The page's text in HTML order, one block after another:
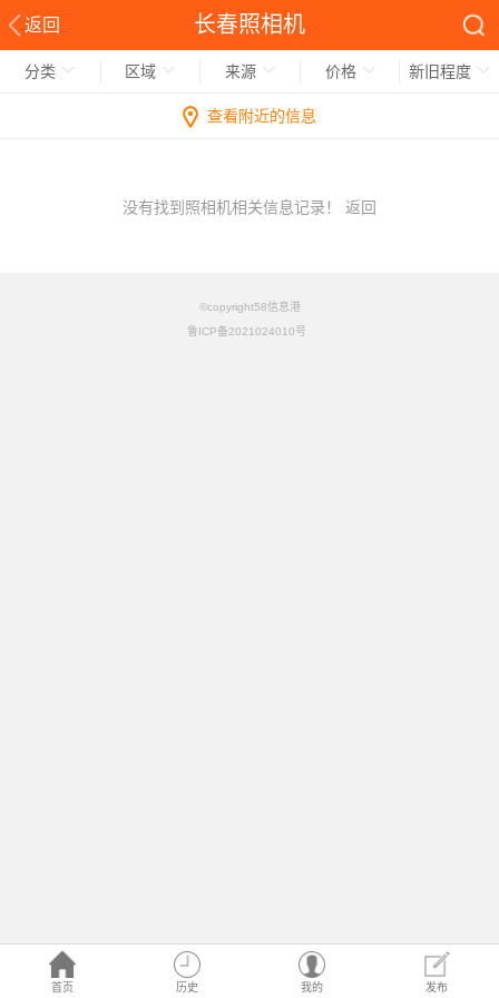
返回 长春照相机
首页 历史 我的 发布
分类 区域 来源 价格 新旧程度
查看附近的信息
没有找到照相机相关信息记录！ 返回
©copyright58信息港
鲁ICP备2021024010号